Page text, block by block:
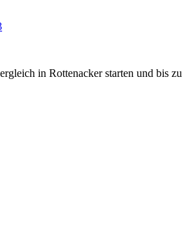
in Rottenacker starten und bis zu